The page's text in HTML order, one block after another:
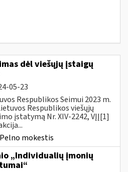
dėl viešųjų įstaigų
05-23
Respublikos Seimui 2023 m.
Respublikos viešųjų
įstatymą Nr. XIV-2242, VĮĮ[1]
Pelno mokestis
„Individualių įmonių